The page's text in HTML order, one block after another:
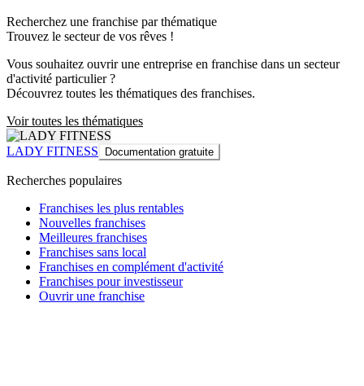
Recherchez une franchise par thématique
Trouvez le secteur de vos rêves !
Vous souhaitez ouvrir une entreprise en franchise dans un secteur
d'activité particulier ?
Découvrez toutes les thématiques des franchises.
Voir toutes les thématiques
LADY FITNESS Documentation gratuite
Recherches populaires
Franchises les plus rentables
Nouvelles franchises
Meilleures franchises
Franchises sans local
Franchises en complément d'activité
Franchises pour investisseur
Ouvrir une franchise